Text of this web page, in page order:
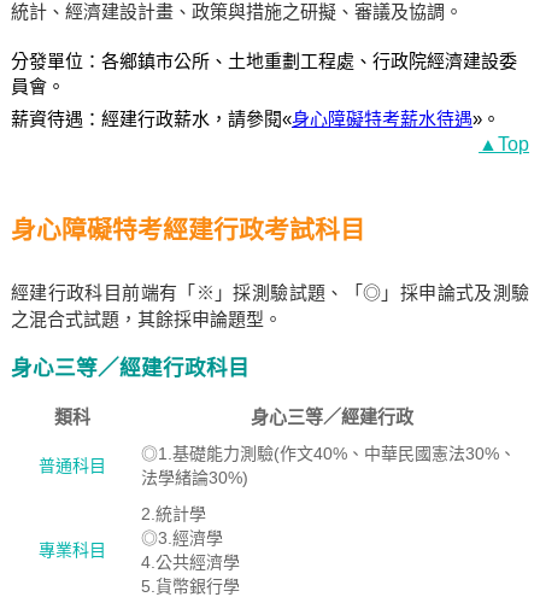
統計、經濟建設計畫、政策與措施之研擬、審議及協調。
分發單位：各鄉鎮市公所、土地重劃工程處、行政院經濟建設委
員會。
薪資待遇：經建行政薪水，請參閱«身心障礙特考薪水待遇»。
▲Top
身心障礙特考經建行政考試科目
經建行政科目前端有「※」採測驗試題、「◎」採申論式及測驗
之混合式試題，其餘採申論題型。
身心三等／經建行政科目
類科 身心三等／經建行政
普通科目
◎1.基礎能力測驗(作文40%、中華民國憲法30%、
法學緒論30%)
專業科目
2.統計學
◎3.經濟學
4.公共經濟學
5.貨幣銀行學